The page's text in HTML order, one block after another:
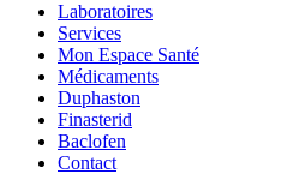
Laboratoires
Services
Mon Espace Santé
Médicaments
Duphaston
Finasterid
Baclofen
Contact